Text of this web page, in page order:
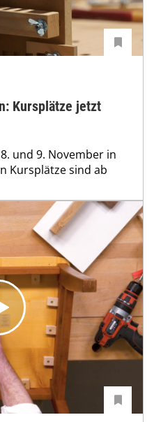
Kursplätze jetzt
und 9. November in
Kursplätze sind ab